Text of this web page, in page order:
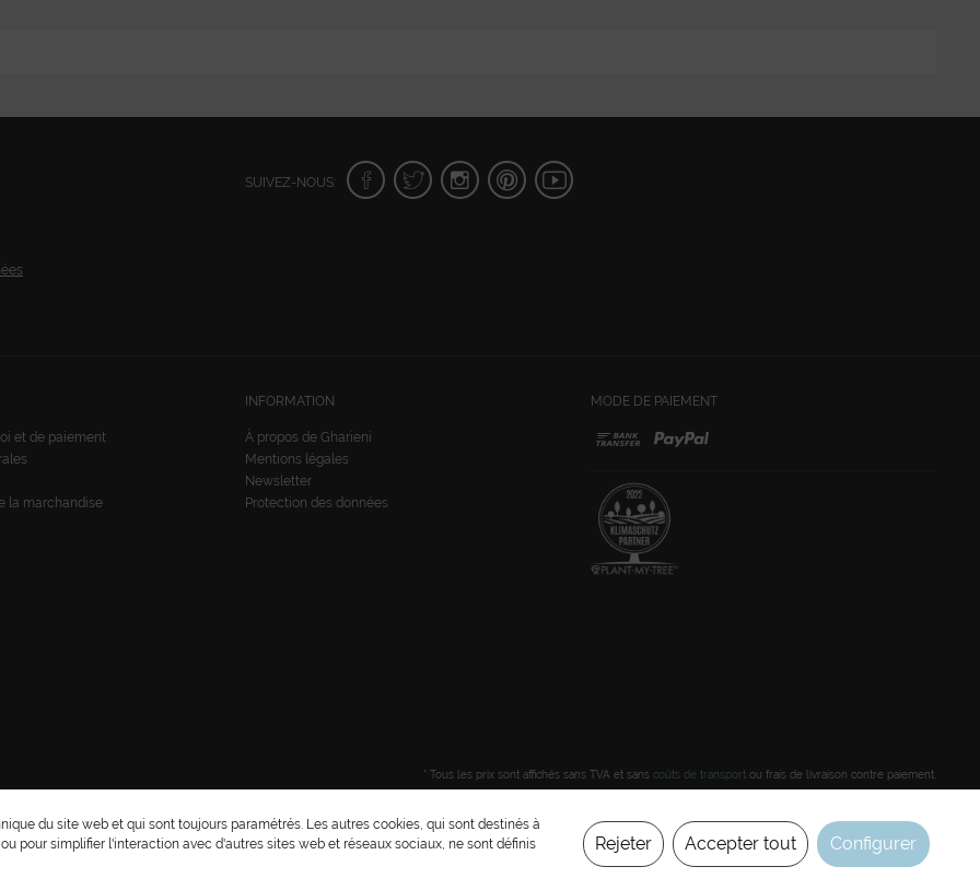
SUIVEZ-NOUS:
et de paiement
la marchandise
INFORMATION
À propos de Gharieni
Mentions légales
Newsletter
Protection des données
MODE DE PAIEMENT
* Tous les prix sont affichés sans TVA et sans coûts de transport ou frais de livraison contre paiement.
du site web et qui sont toujours paramétrés. Les autres cookies, qui sont destinés à
pour simplifier l'interaction avec d'autres sites web et réseaux sociaux, ne sont définis
Rejeter Accepter tout Configurer